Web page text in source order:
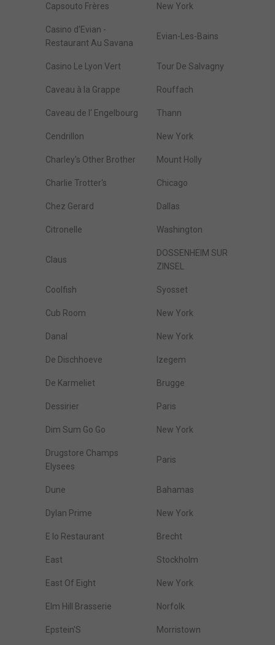
Capsouto Frères New York
Casino d'Evian -
Restaurant Au Savana
Evian-Les-Bains
Casino Le Lyon Vert Tour De Salvagny
Caveau à la Grappe Rouffach
Caveau de l' Engelbourg Thann
Cendrillon New York
Charley's Other Brother Mount Holly
Charlie Trotter's Chicago
Chez Gerard Dallas
Citronelle Washington
Claus
DOSSENHEIM SUR
ZINSEL
Coolfish Syosset
Cub Room New York
Danal New York
De Dischhoeve Izegem
De Karmeliet Brugge
Dessirier Paris
Dim Sum Go Go New York
Drugstore Champs
Elysees
Paris
Dune Bahamas
Dylan Prime New York
E Io Restaurant Brecht
East Stockholm
East Of Eight New York
Elm Hill Brasserie Norfolk
Epstein'S Morristown